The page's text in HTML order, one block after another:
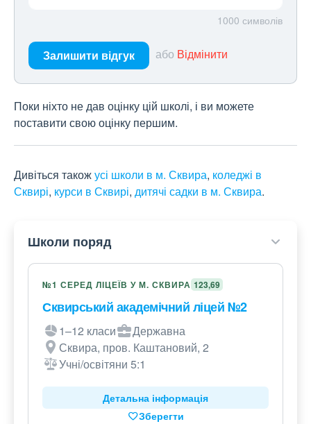
1000 символів
Залишити відгук або Відмінити
Поки ніхто не дав оцінку цій школі, і ви можете
поставити свою оцінку першим.
Дивіться такожусі школи в м. Сквира, коледжі в
Сквирі, курси в Сквирі, дитячі садки в м. Сквира.
Школи поряд
№1 СЕРЕД ЛІЦЕЇВ У М. СКВИРА 123,69
Сквирський академічний ліцей №2
1–12 класи
Державна
Сквира, пров. Каштановий, 2
Учні/освітяни 5:1
Детальна інформація
Зберегти